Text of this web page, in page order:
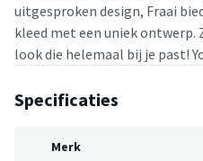
uitgesproken design, Fraai
kleed met een uniek ontwerp.
look die helemaal bij je past!
Specificaties
Merk